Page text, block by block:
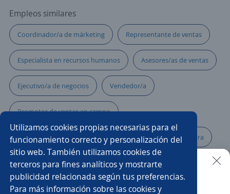
Empleos similares
Coordinador/a de márketing Representante de ventas
Especialista en recursos humanos Asesores/as de ventas
Ejecutivo/a de negocios Vendedor/a
Promotor de ventas en campo
Promotor ejecutivo cuentas pyme Vendedora ferretera
Asesor/a comercial freelance
Promotor/a asesor de créditos Promotor/a de crédito
Buscar es más fácil en la app
Utilizamos cookies propias necesarias para el
funcionamiento correcto y personalización del
sitio web. También utilizamos cookies de
terceros para fines analíticos y mostrarte
publicidad relacionada según tus preferencias.
Para más información sobre las cookies y